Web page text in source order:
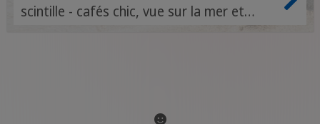
scintille - cafés chic, vue sur la mer et